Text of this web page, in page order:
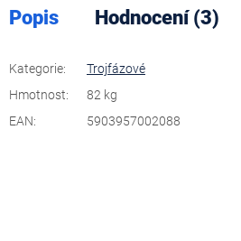
Popis Hodnocení (3)
Kategorie:
Trojfázové
Hmotnost:
82 kg
EAN: 5903957002088